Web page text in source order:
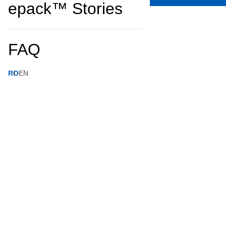
epack™ Stories
FAQ
ROEN